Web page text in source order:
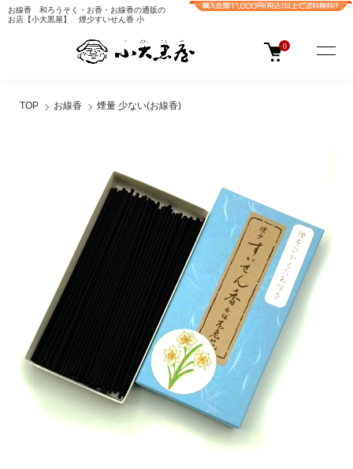
お線香 和ろうそく・お香・お線香の通販の
お店【小大黒屋】 煙少すいせん香 小
0
TOP お線香 煙量 少ない(お線香)